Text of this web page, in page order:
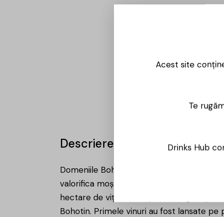
Descriere
Domeniile Bohotin este o cramă privată
valorifica moștenirea viticolă a fostei IAS
hectare de viță nobilă și este singura
Bohotin. Primele vinuri au fost lansate
Acest site
Te
Drinks Hub